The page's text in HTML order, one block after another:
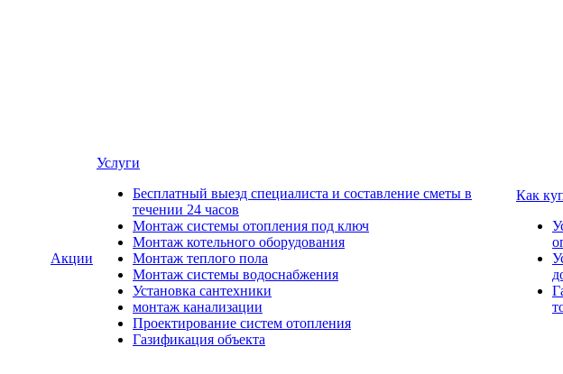
Акции
Услуги
Бесплатный выезд специалиста и составление сметы в
течении 24 часов
Монтаж системы отопления под ключ
Монтаж котельного оборудования
Монтаж теплого пола
Монтаж системы водоснабжения
Установка сантехники
монтаж канализации
Проектирование систем отопления
Газификация объекта
Как